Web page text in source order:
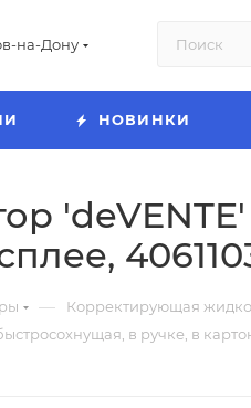
на-Дону
НОВИНКИ
— Корректирующая
в ручке, в